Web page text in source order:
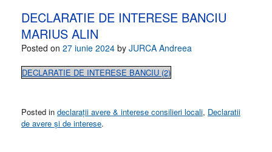
DECLARATIE DE INTERESE BANCIU
MARIUS ALIN
Posted on 27 iunie 2024 by JURCA Andreea
DECLARATIE DE INTERESE BANCIU (2)
Posted in declarații avere & interese consilieri locali, Declaratii
de avere și de interese.